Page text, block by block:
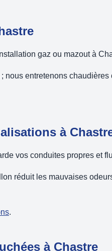
gaz ou mazout à
nous entretenons
à
vos conduites propres et
réduit les mauvaises
.
à Chastre